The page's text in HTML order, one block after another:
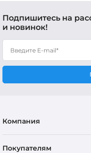
Подпишитесь на
и новинок!
Компания
Покупателям